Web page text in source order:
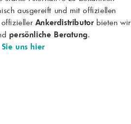
ausgereift und mit offiziellen
offiziellerAnkerdistributorbieten wir
persönliche Beratung.
uns hier